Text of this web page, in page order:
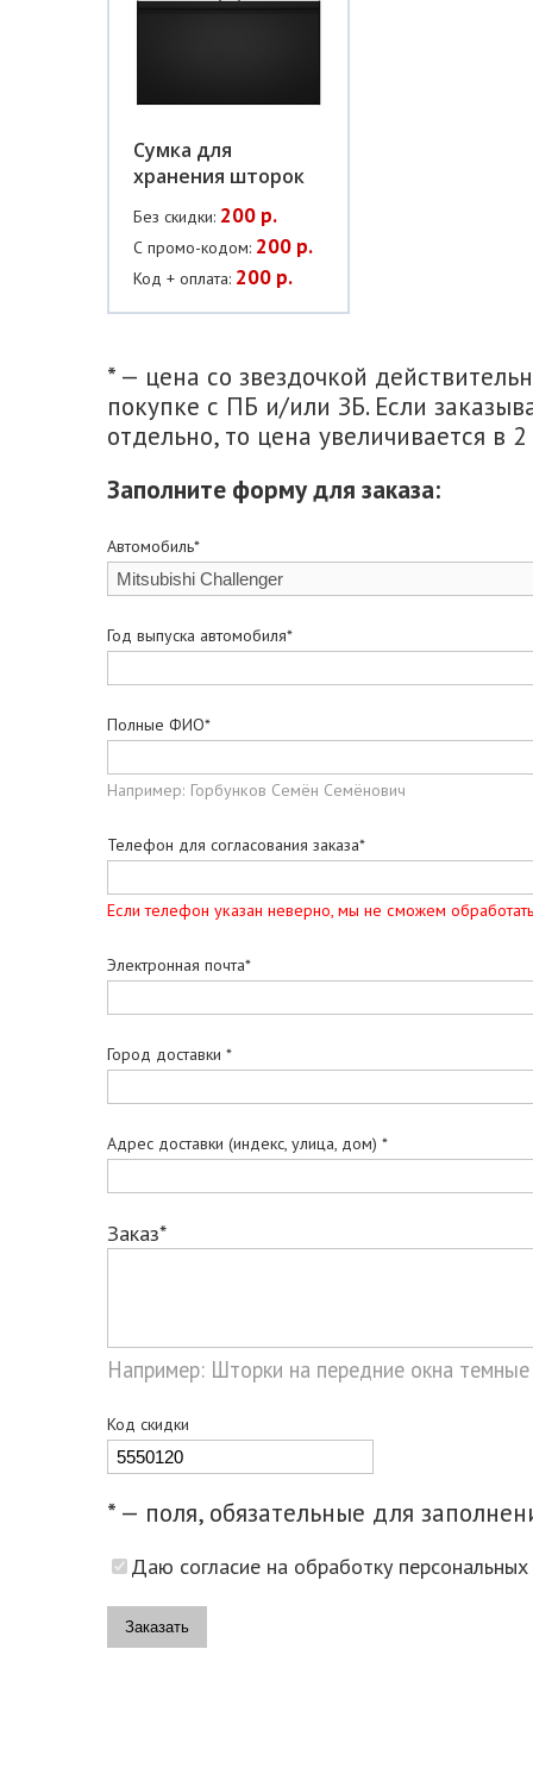
Сумка для
хранения шторок
Без скидки: 200 р.
С промо-кодом: 200 р.
Код + оплата: 200 р.
* — цена со звездочкой
покупке с ПБ и/или ЗБ. Если
отдельно, то цена увеличивается в 2
Заполните форму для заказа:
Автомобиль*
Год выпуска автомобиля*
Полные ФИО*
Например: Горбунков Семён Семёнович
Телефон для согласования заказа*
Если телефон указан неверно, мы не сможем
Электронная почта*
Город доставки *
Адрес доставки (индекс, улица, дом) *
Заказ*
Например: Шторки на передние окна темные
Код скидки
* — поля, обязательные для
Даю согласие на обработку